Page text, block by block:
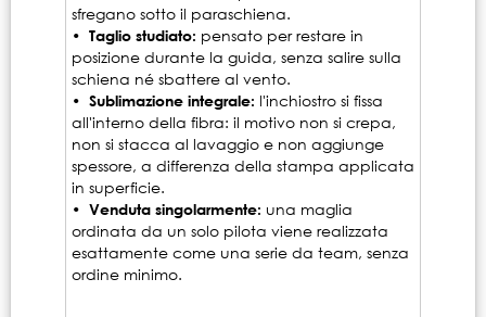
sfregano sotto il paraschiena.
• Taglio studiato: pensato per restare in
posizione durante la guida, senza salire sulla
schiena né sbattere al vento.
• Sublimazione integrale: l'inchiostro si fissa
all'interno della fibra: il motivo non si crepa,
non si stacca al lavaggio e non aggiunge
spessore, a differenza della stampa applicata
in superficie.
• Venduta singolarmente: una maglia
ordinata da un solo pilota viene realizzata
esattamente come una serie da team, senza
ordine minimo.